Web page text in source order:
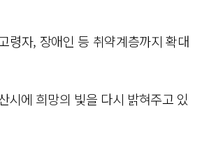
령자, 장애인 등 취약계층까지 확대
시에 희망의 빛을 다시 밝혀주고 있